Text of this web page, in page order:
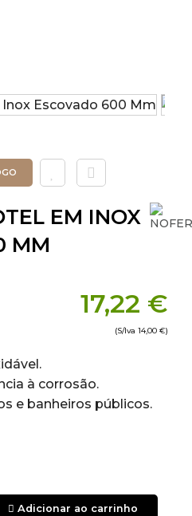
EM INOX
MM
17,22 €
(S/Iva 14,00 €)
à corrosão.
e banheiros públicos.
Adicionar ao carrinho